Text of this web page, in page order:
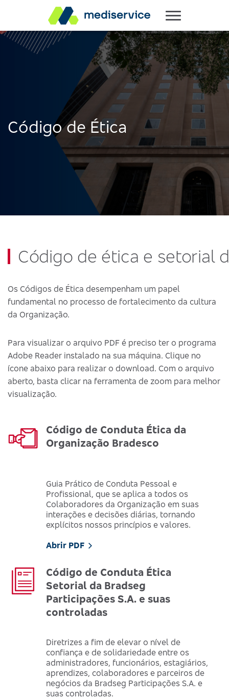
Código de Ética
Código de ética e setorial
Os Códigos de Ética desempenham um papel
fundamental no processo de fortalecimento da cultura
da Organização.
Para visualizar o arquivo PDF é preciso ter o programa
Adobe Reader instalado na sua máquina. Clique no
ícone abaixo para realizar o download. Com o arquivo
aberto, basta clicar na ferramenta de zoom para melhor
visualização.
Código de Conduta Ética da
Organização Bradesco
Guia Prático de Conduta Pessoal e
Profissional, que se aplica a todos os
Colaboradores da Organização em suas
interações e decisões diárias, tornando
explícitos nossos princípios e valores.
Abrir PDF
Código de Conduta Ética
Setorial da Bradseg
Participações S.A. e suas
controladas
Diretrizes a fim de elevar o nível de
confiança e de solidariedade entre os
administradores, funcionários, estagiários,
aprendizes, colaboradores e parceiros de
negócios da Bradseg Participações S.A. e
suas controladas.